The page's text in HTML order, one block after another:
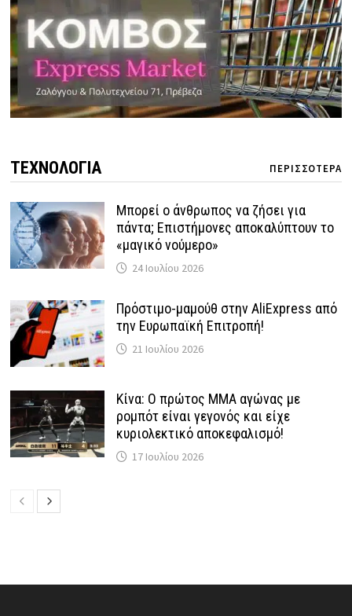
ΤΕΧΝΟΛΟΓΙΑ ΠΕΡΙΣΣΟΤΕΡΑ
Μπορεί ο άνθρωπος να ζήσει για
πάντα; Επιστήμονες αποκαλύπτουν το
«μαγικό νούμερο»
24 Ιουλίου 2026
Πρόστιμο-μαμούθ στην AliExpress από
την Ευρωπαϊκή Επιτροπή!
21 Ιουλίου 2026
Κίνα: Ο πρώτος MMA αγώνας με
ρομπότ είναι γεγονός και είχε
κυριολεκτικό αποκεφαλισμό!
17 Ιουλίου 2026